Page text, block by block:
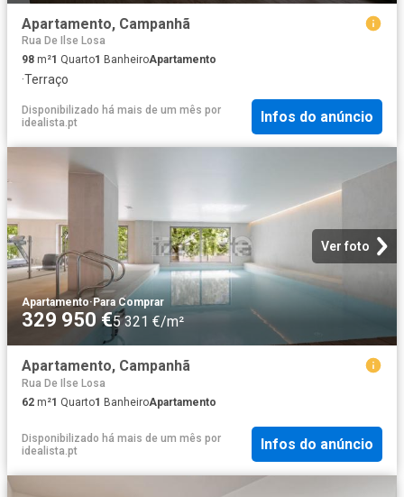
Apartamento, Campanhã
Rua De Ilse Losa
98 m²1 Quarto1 BanheiroApartamento
·Terraço
Disponibilizado há mais de um mês por
idealista.pt
Infos do anúncio
Ver foto
Apartamento· Para Comprar
329 950 €5 321 €/m²
Apartamento, Campanhã
Rua De Ilse Losa
62 m²1 Quarto1 BanheiroApartamento
Disponibilizado há mais de um mês por
idealista.pt
Infos do anúncio